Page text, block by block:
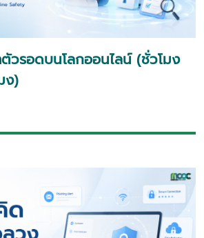
ตัวรอดบนโลกออนไลน์ (ชั่วโมง
ง)